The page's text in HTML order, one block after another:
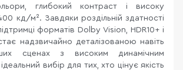
глибокий контраст і високу
кд/м². Завдяки роздільній здатності
форматів Dolby Vision, HDR10+ і
надзвичайно деталізованою навіть
сценах з високим динамічним
вибір для тих, хто цінує якість